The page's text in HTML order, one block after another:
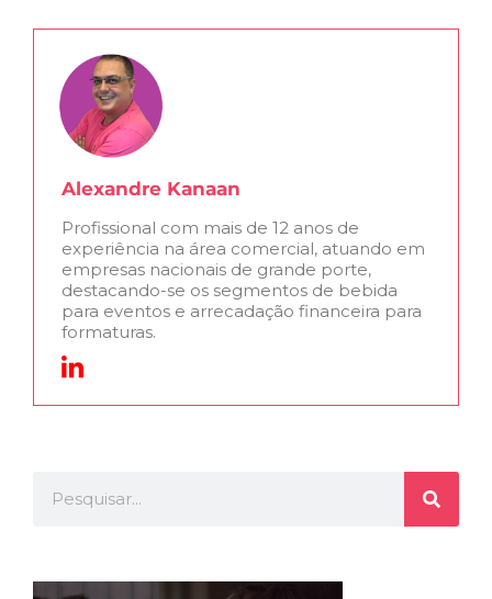
Alexandre Kanaan
Profissional com mais de 12 anos de
experiência na área comercial, atuando em
empresas nacionais de grande porte,
destacando-se os segmentos de bebida
para eventos e arrecadação financeira para
formaturas.